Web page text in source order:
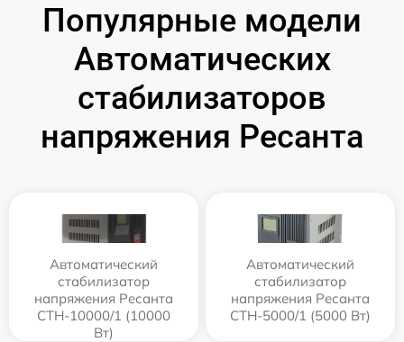
Популярные модели
Автоматических
стабилизаторов
напряжения Ресанта
Автоматический
стабилизатор
напряжения Ресанта
СТН-10000/1 (10000
Вт)
Автоматический
стабилизатор
напряжения Ресанта
СТН-5000/1 (5000 Вт)